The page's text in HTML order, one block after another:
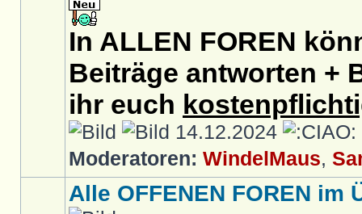
In ALLEN FOREN
Beiträge antworten +
ihr euch
14.12.2024
Moderatoren: WindelMaus,
Alle OFFENEN FOREN im